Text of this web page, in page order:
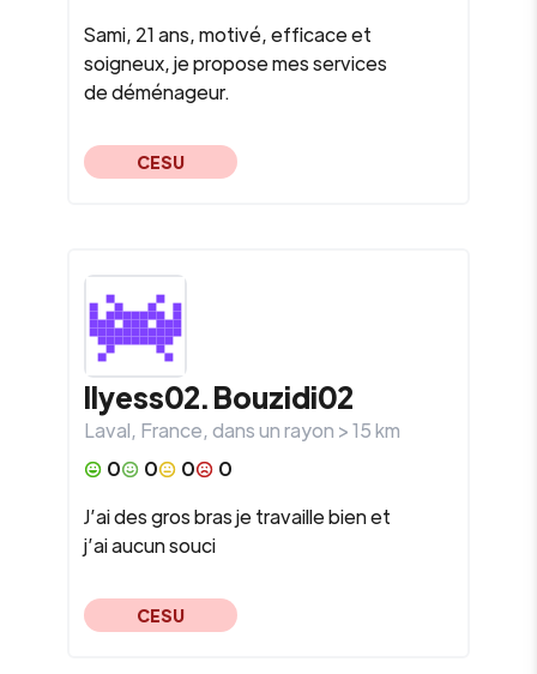
Sami, 21 ans, motivé, efficace et
soigneux, je propose mes services
de déménageur.
CESU
Ilyess02.Bouzidi02
Laval, France, dans un rayon >15km
0
0 0
0
J’ai des gros bras je travaille bien et
j’ai aucun souci
CESU